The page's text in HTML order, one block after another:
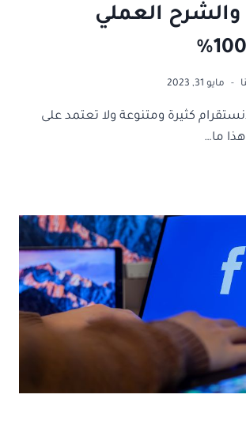
العملي
مايو 31, 2023
كثيرة ومتنوعة ولا تعتمد على
ما…